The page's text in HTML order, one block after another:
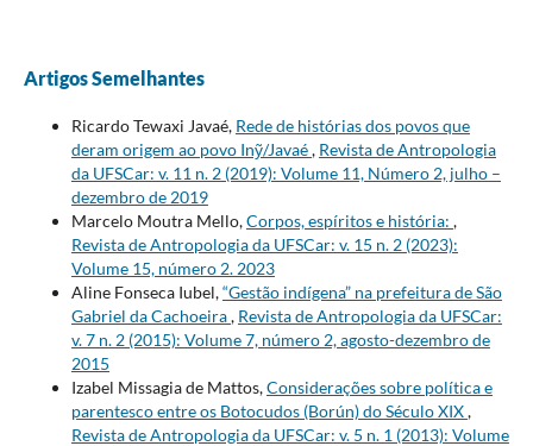
Artigos Semelhantes
Ricardo Tewaxi Javaé, Rede de histórias dos povos que
deram origem ao povo Inỹ/Javaé, Revista de Antropologia
da UFSCar: v. 11 n. 2 (2019): Volume 11, Número 2, julho –
dezembro de 2019
Marcelo Moutra Mello,Corpos, espíritos e história: ,
Revista de Antropologia da UFSCar: v. 15 n. 2 (2023):
Volume 15, número 2. 2023
Aline Fonseca Iubel,“Gestão indígena” na prefeitura de São
Gabriel da Cachoeira, Revista de Antropologia da UFSCar:
v. 7 n. 2 (2015): Volume 7, número 2, agosto-dezembro de
2015
Izabel Missagia de Mattos,Considerações sobre política e
parentesco entre os Botocudos (Borún) do Século XIX,
Revista de Antropologia da UFSCar: v. 5 n. 1 (2013): Volume